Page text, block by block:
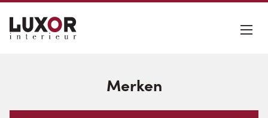
Merken